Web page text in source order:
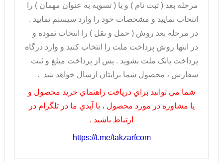
مرحله بعد ( ثبت نام ) و يا ( تسويه به عنوان مهمان ) را
انتخاب نماييد و مشخصات خود را وارد سيستم نماييد .
در مرحله بعد روش ( حمل و نقل ) را انتخاب نموده و
در انتها روش پرداخت ملت را انتخاب کنيد و وارد درگاه
پرداخت بانک ملت بشويد . پس از پرداخت مبلغ و ثبت
سفارش ، محصول شما برايتان ارسال خواهد شد .
شما مي توانيد براي دريافت راهنماي خريد محصول و
يا مشاوره در مورد محصول ، با آيدي ما در تلگرام در
ارتباط باشيد .
https://t.me/takzarfcom